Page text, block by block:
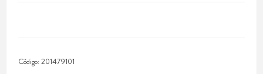
Código:201479101